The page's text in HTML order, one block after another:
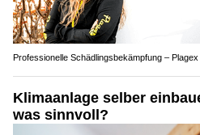
Professionelle Schädlingsbekämpfung –
Klimaanlage selber
was sinnvoll?